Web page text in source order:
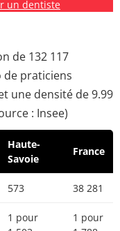
un dentiste
de 132 117
de praticiens
une densité de 9.99
: Insee)
Haute-
Savoie
France
573 38 281
1 pour
1 pour